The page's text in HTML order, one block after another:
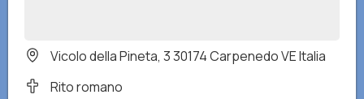
Vicolo della Pineta, 3 30174 Carpenedo VE Italia
Rito romano